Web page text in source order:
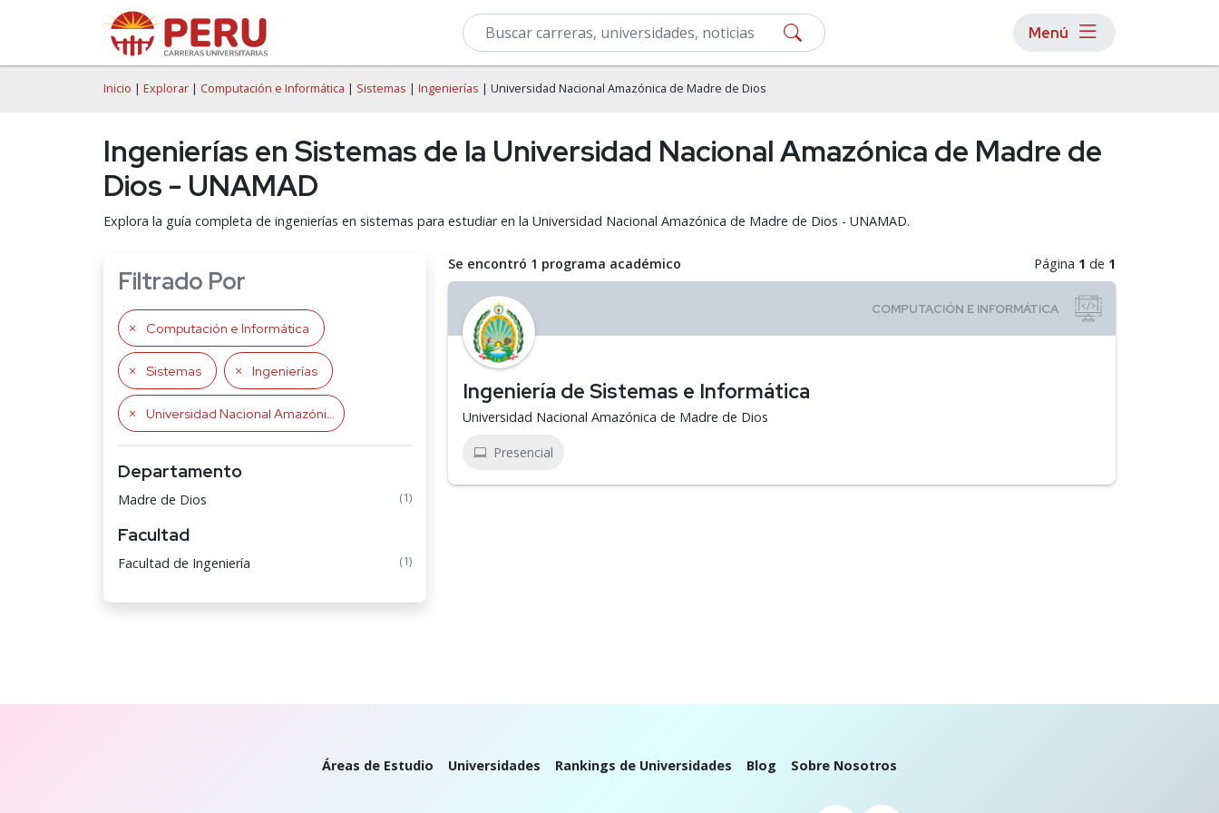
Menú
Inicio | Explorar | Computación e Informática | Sistemas | Ingenierías | Universidad Nacional Amazónica de Madre de Dios
Ingenierías en Sistemas de la Universidad Nacional Amazónica de Madre de
Dios - UNAMAD
Explora la guía completa de ingenierías en sistemas para estudiar en la Universidad Nacional Amazónica de Madre de Dios - UNAMAD.
Filtrado Por
Computación e Informática
Sistemas Ingenierías
Universidad Nacional Amazónica de Madre de Dios
Departamento
Madre de Dios (1)
Facultad
Facultad de Ingeniería (1)
Se encontró 1 programa académico Página 1 de 1
Ingeniería de Sistemas e Informática
Universidad Nacional Amazónica de Madre de Dios
Presencial
Áreas de Estudio Universidades Rankings de Universidades Blog Sobre Nosotros